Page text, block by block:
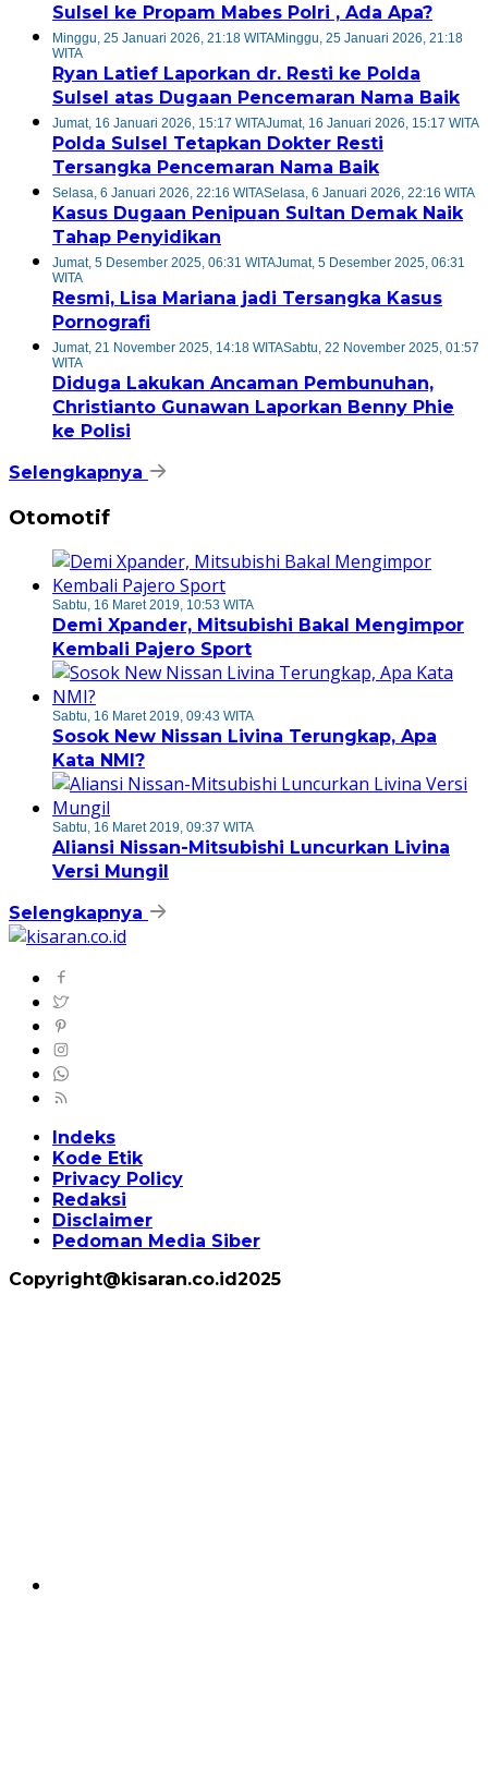
Sulsel ke Propam Mabes Polri , Ada Apa?
Minggu, 25 Januari 2026, 21:18 WITAMinggu, 25 Januari 2026, 21:18
WITA
Ryan Latief Laporkan dr. Resti ke Polda
Sulsel atas Dugaan Pencemaran Nama Baik
Jumat, 16 Januari 2026, 15:17 WITAJumat, 16 Januari 2026, 15:17 WITA
Polda Sulsel Tetapkan Dokter Resti
Tersangka Pencemaran Nama Baik
Selasa, 6 Januari 2026, 22:16 WITASelasa, 6 Januari 2026, 22:16 WITA
Kasus Dugaan Penipuan Sultan Demak Naik
Tahap Penyidikan
Jumat, 5 Desember 2025, 06:31 WITAJumat, 5 Desember 2025, 06:31
WITA
Resmi, Lisa Mariana jadi Tersangka Kasus
Pornografi
Jumat, 21 November 2025, 14:18 WITASabtu, 22 November 2025, 01:57
WITA
Diduga Lakukan Ancaman Pembunuhan,
Christianto Gunawan Laporkan Benny Phie
ke Polisi
Selengkapnya
Otomotif
Sabtu, 16 Maret 2019, 10:53 WITA
Demi Xpander, Mitsubishi Bakal Mengimpor
Kembali Pajero Sport
Sabtu, 16 Maret 2019, 09:43 WITA
Sosok New Nissan Livina Terungkap, Apa
Kata NMI?
Sabtu, 16 Maret 2019, 09:37 WITA
Aliansi Nissan-Mitsubishi Luncurkan Livina
Versi Mungil
Selengkapnya
Indeks
Kode Etik
Privacy Policy
Redaksi
Disclaimer
Pedoman Media Siber
Copyright@kisaran.co.id2025